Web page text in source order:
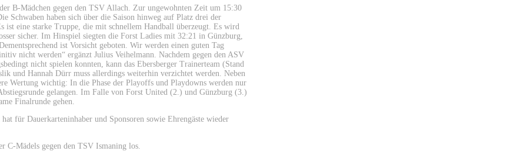
B-Mädchen gegen den TSV Allach. Zur ungewohnten Zeit um 15:30
Schwaben haben sich über die Saison hinweg auf Platz drei der
ist eine starke Truppe, die mit schnellem Handball überzeugt. Es wird
sicher. Im Hinspiel siegten die Forst Ladies mit 32:21 in Günzburg,
ist Vorsicht geboten. Wir werden einen guten Tag
nicht werden“ ergänzt Julius Veihelmann. Nachdem gegen den ASV
nicht spielen konnten, kann das Ebersberger Trainerteam (Stand
und Hannah Dürr muss allerdings weiterhin verzichtet werden. Neben
Wertung wichtig: In die Phase der Playoffs und Playdowns werden nur
gelangen. Im Falle von Forst United (2.) und Günzburg (3.)
Finalrunde gehen.
für Dauerkarteninhaber und Sponsoren sowie Ehrengäste wieder
C-Mädels gegen den TSV Ismaning los.